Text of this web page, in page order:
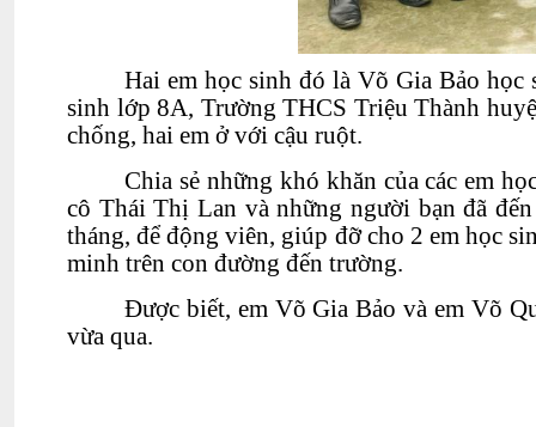
Hai em học sinh đó là Võ Gia Bảo học
sinh lớp 8A, Trường THCS Triệu Thành
chống, hai em ở với cậu ruột.
Chia sẻ những khó khăn của các em
cô Thái Thị Lan và những người bạn đã
tháng, để động viên, giúp đỡ cho 2 em học
minh trên con đường đến trường.
Được biết, em Võ Gia Bảo và em Võ
vừa qua.